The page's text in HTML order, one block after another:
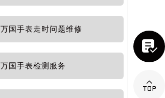
万国手表走时问题维修
万国手表检测服务

